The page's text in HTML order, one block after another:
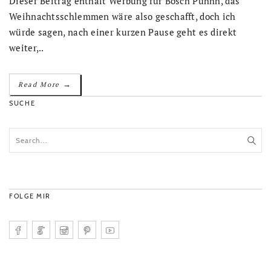
Weihnachtsschlemmen wäre also geschafft, doch ich
würde sagen, nach einer kurzen Pause geht es direkt
weiter,..
Read More →
SUCHE
FOLGE MIR